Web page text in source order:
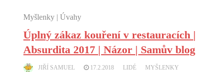
Myšlenky | Úvahy
Úplný zákaz kouření v restauracích |
Absurdita 2017 | Názor | Samův blog
JIŘÍ SAMUEL 17.2.2018 LIDÉ
MYŠLENKY